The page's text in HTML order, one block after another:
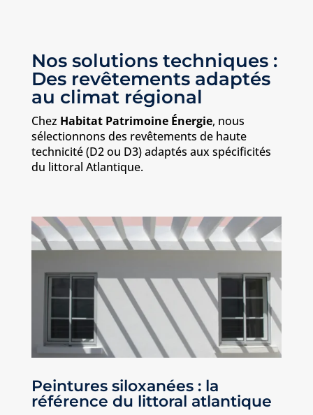
Nos solutions techniques :
Des revêtements adaptés
au climat régional
Chez Habitat Patrimoine Énergie, nous
sélectionnons des revêtements de haute
technicité (D2 ou D3) adaptés aux spécificités
du littoral Atlantique.
Peintures siloxanées : la
référence du littoral atlantique